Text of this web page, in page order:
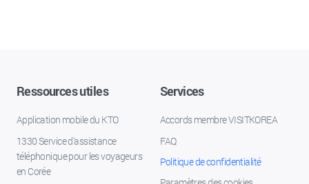
Ressources utiles
Application mobile du KTO
1330 Service d'assistance
téléphonique pour les voyageurs
en Corée
Services
Accords membre VISITKOREA
FAQ
Politique de confidentialité